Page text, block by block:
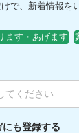
で、新着情報を
ます・あげます
も登録する